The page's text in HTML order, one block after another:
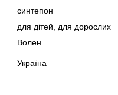
синтепон
для дітей, для дорослих
Волен
Україна